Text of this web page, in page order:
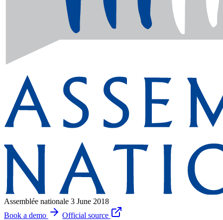
Assemblée nationale 3 June 2018
Book a demo
Official source